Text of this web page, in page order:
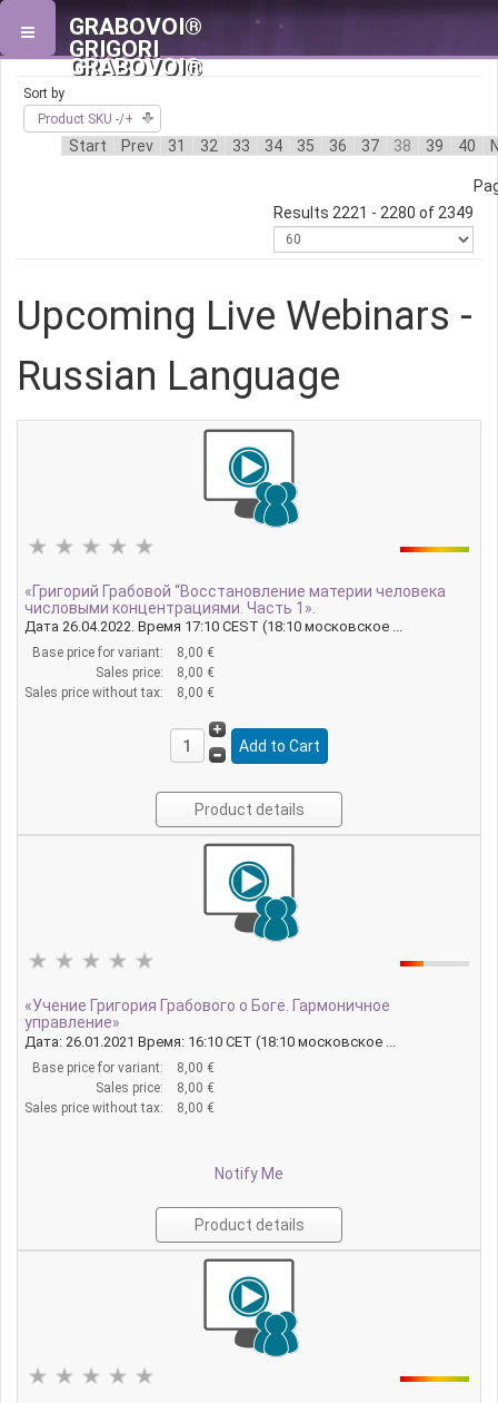
GRABOVOI®
GRIGORI
GRABOVOI®
Sort by
Product SKU -/+
Start Prev 31 32 33 34 35 36 37 38 39 40
Results 2221 - 2280 of 2349
Upcoming Live Webinars -
Russian Language
«Григорий Грабовой “Восстановление материи человека
числовыми концентрациями. Часть 1».
Дата 26.04.2022. Время 17:10 CEST (18:10 московское ...
Base price for variant:
8,00 €
Sales price:
8,00 €
Sales price without tax:
8,00 €
Product details
«Учение Григория Грабового о Боге. Гармоничное
управление»
Дата: 26.01.2021 Время: 16:10 CET (18:10 московское ...
Base price for variant:
8,00 €
Sales price:
8,00 €
Sales price without tax:
8,00 €
Notify Me
Product details